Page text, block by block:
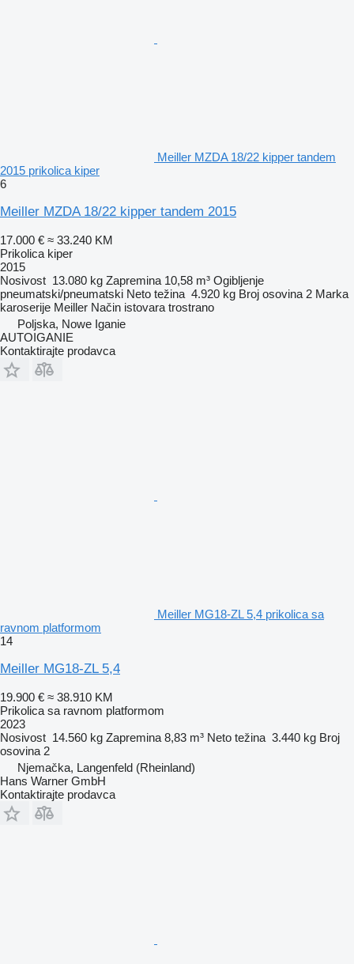
Meiller MZDA 18/22 kipper tandem
2015 prikolica kiper
6
Meiller MZDA 18/22 kipper tandem 2015
17.000 € ≈ 33.240 KM
Prikolica kiper
2015
Nosivost 13.080 kg Zapremina 10,58 m³ Ogibljenje
pneumatski/pneumatski Neto težina 4.920 kg Broj osovina 2 Marka
karoserije Meiller Način istovara trostrano
Poljska, Nowe Iganie
AUTOIGANIE
Kontaktirajte prodavca
Meiller MG18-ZL 5,4 prikolica sa
ravnom platformom
14
Meiller MG18-ZL 5,4
19.900 € ≈ 38.910 KM
Prikolica sa ravnom platformom
2023
Nosivost 14.560 kg Zapremina 8,83 m³ Neto težina 3.440 kg Broj
osovina 2
Njemačka, Langenfeld (Rheinland)
Hans Warner GmbH
Kontaktirajte prodavca